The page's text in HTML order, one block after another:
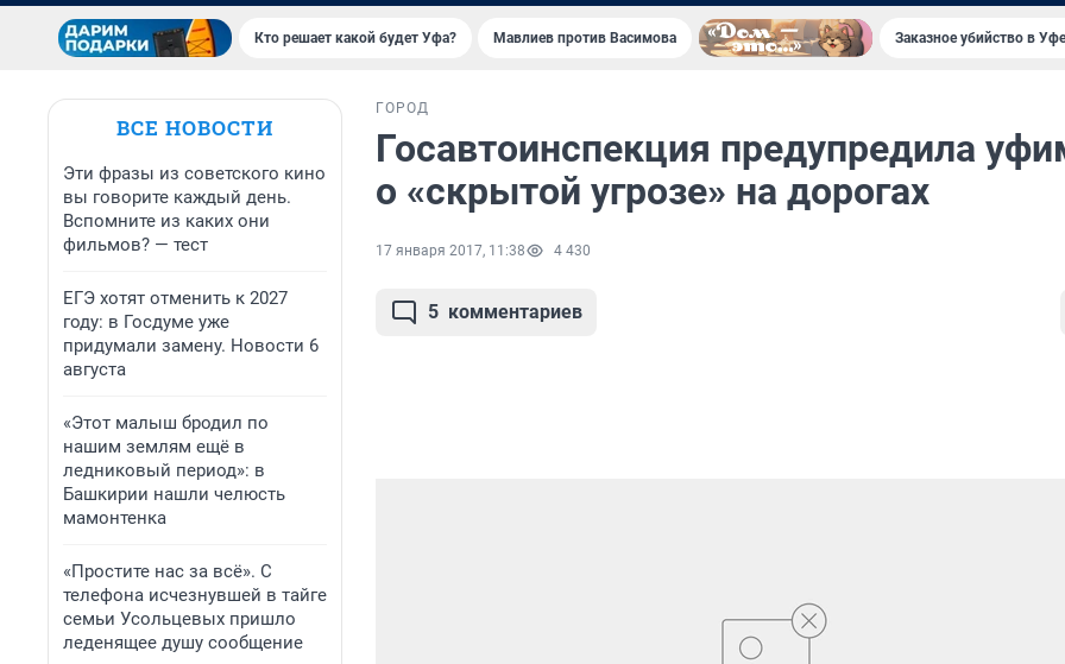
Кто решает какой будет Уфа? Мавлиев против Васимова Заказное убийство в
ВСЕ НОВОСТИ
Эти фразы из советского кино
вы говорите каждый день.
Вспомните из каких они
фильмов? — тест
ЕГЭ хотят отменить к 2027
году: в Госдуме уже
придумали замену. Новости 6
августа
«Этот малыш бродил по
нашим землям ещё в
ледниковый период»: в
Башкирии нашли челюсть
мамонтенка
«Простите нас за всё». С
телефона исчезнувшей в тайге
семьи Усольцевых пришло
леденящее душу сообщение
ГОРОД
Госавтоинспекция предупредила
о «скрытой угрозе» на дорогах
17 января 2017, 11:38 4 430
5 комментариев